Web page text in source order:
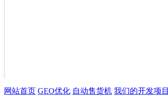
网站首页 GEO优化 自动售货机 我们的开发项目